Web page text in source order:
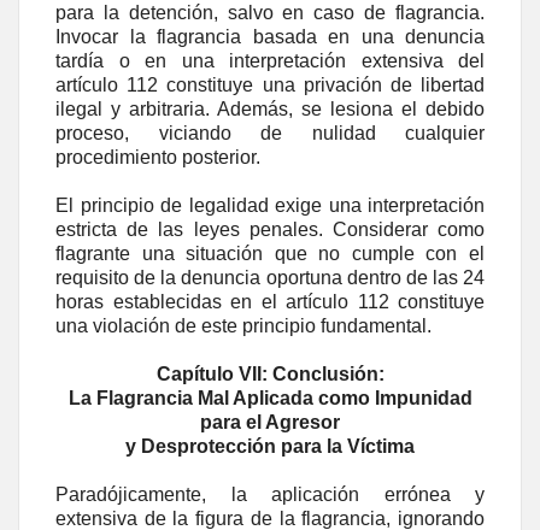
para la detención, salvo en caso de flagrancia.
Invocar la flagrancia basada en una denuncia
tardía o en una interpretación extensiva del
artículo 112 constituye una privación de libertad
ilegal y arbitraria. Además, se lesiona el debido
proceso, viciando de nulidad cualquier
procedimiento posterior.
El principio de legalidad exige una interpretación
estricta de las leyes penales. Considerar como
flagrante una situación que no cumple con el
requisito de la denuncia oportuna dentro de las 24
horas establecidas en el artículo 112 constituye
una violación de este principio fundamental.
Capítulo VII: Conclusión:
La Flagrancia Mal Aplicada como Impunidad
para el Agresor
y Desprotección para la Víctima
Paradójicamente, la aplicación errónea y
extensiva de la figura de la flagrancia, ignorando